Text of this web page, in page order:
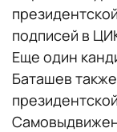
подписей в
Еще один
Баташев